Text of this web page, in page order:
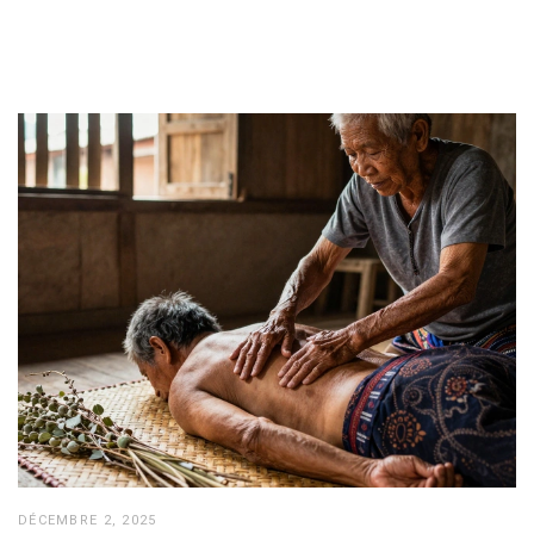
DÉCEMBRE 2, 2025